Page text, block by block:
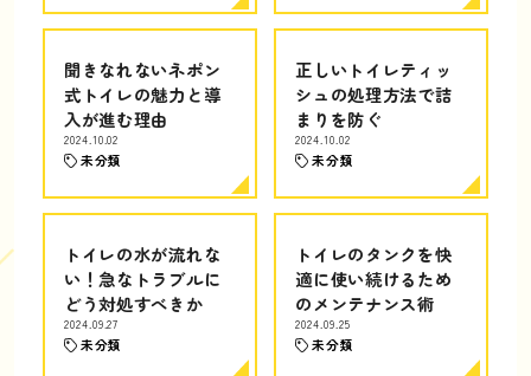
聞きなれないネポン
式トイレの魅力と導
入が進む理由
2024.10.02
未分類
正しいトイレティッ
シュの処理方法で詰
まりを防ぐ
2024.10.02
未分類
トイレの水が流れな
い！急なトラブルに
どう対処すべきか
2024.09.27
未分類
トイレのタンクを快
適に使い続けるため
のメンテナンス術
2024.09.25
未分類